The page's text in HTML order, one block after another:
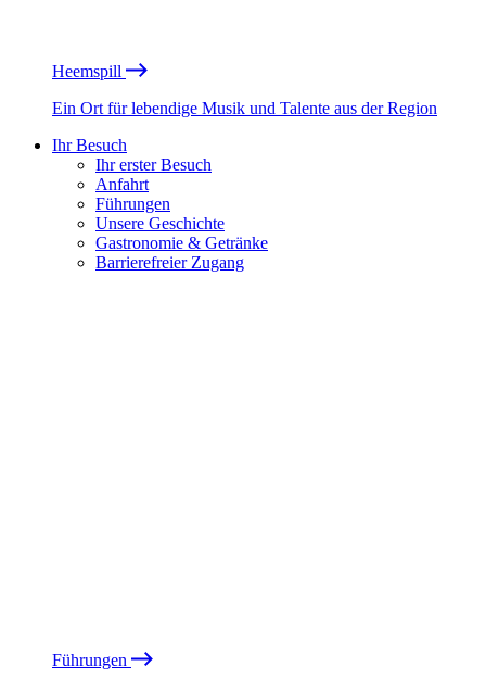
Heemspill
Ein Ort für lebendige Musik und Talente aus der Region
Ihr Besuch
Ihr erster Besuch
Anfahrt
Führungen
Unsere Geschichte
Gastronomie & Getränke
Barrierefreier Zugang
Führungen